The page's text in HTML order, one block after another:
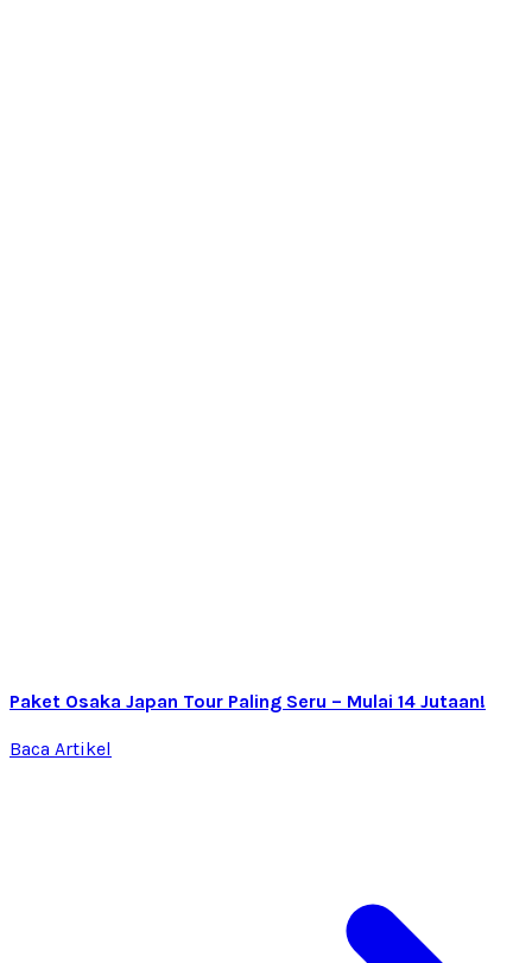
Paket Osaka Japan Tour Paling Seru – Mulai 14 Jutaan!
Baca Artikel